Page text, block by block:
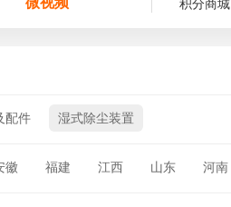
积分商城
配件 湿式除尘装置
徽 福建 江西 山东 河南